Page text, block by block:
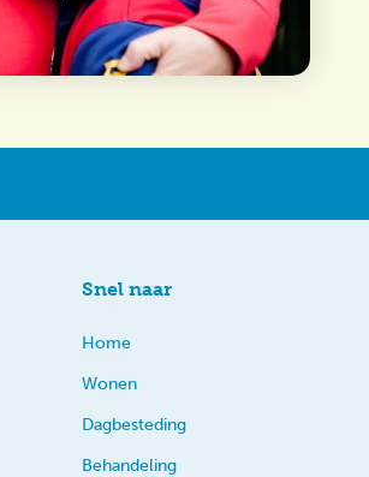
Snel naar
Home
Wonen
Dagbesteding
Behandeling